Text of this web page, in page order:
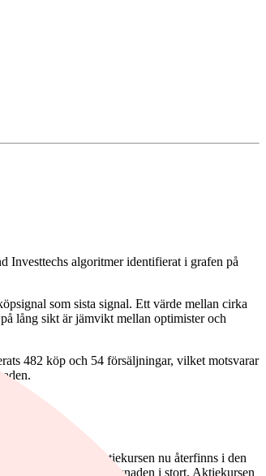
Investtechs algoritmer identifierat i grafen på
som sista signal. Ett värde mellan cirka
lång sikt är jämvikt mellan optimister och
482 köp och 54 försäljningar, vilket motsvarar
sikt där aktiekursen nu återfinns i den
mer årlig växt än marknaden i stort. Aktiekursen